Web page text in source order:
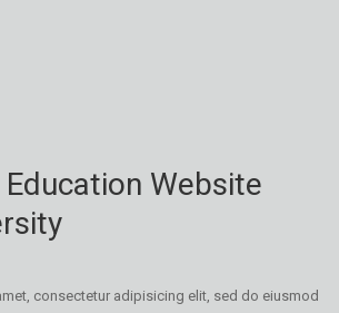
Website
consectetur adipisicing elit, sed do eiusmod